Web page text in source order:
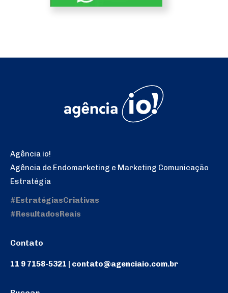
Agência io!
Agência de Endomarketing e Marketing Comunicação
Estratégia
#EstratégiasCriativas
#ResultadosReais
Contato
11 9 7158-5321 | contato@agenciaio.com.br